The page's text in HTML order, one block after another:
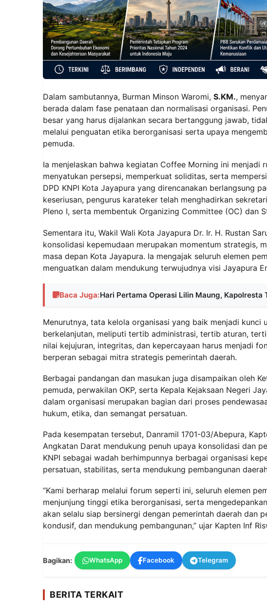
Dalam sambutannya, Burman Minson Waromi, S.KM.,
berada dalam fase penataan dan normalisasi organisasi.
besar yang harus dijalankan secara bertanggung jawab,
melalui penguatan etika berorganisasi serta upaya
pemuda.
Ia menjelaskan bahwa kegiatan Coffee Morning ini menjadi
menyatukan persepsi, memperkuat soliditas, serta
DPD KNPI Kota Jayapura yang direncanakan berlangsung
keseriusan, pengurus karateker telah menghadirkan
Pleno I, serta membentuk Organizing Committee (OC) dan
Sementara itu, Wakil Wali Kota Jayapura Dr. Ir. H. Rustan
konsolidasi kepemudaan merupakan momentum strategis,
masa depan Kota Jayapura. Ia mengajak seluruh elemen
menguatkan dalam mendukung terwujudnya visi Jayapura
Baca Juga:Hari Pertama Operasi Lilin Maung, Kapolresta
Menurutnya, tata kelola organisasi yang baik menjadi kunci
berkelanjutan, meliputi tertib administrasi, tertib aturan,
nilai kejujuran, integritas, dan kepercayaan harus menjadi
berperan sebagai mitra strategis pemerintah daerah.
Berbagai pandangan dan masukan juga disampaikan oleh
pemuda, perwakilan OKP, serta Kepala Kejaksaan Negeri
dalam organisasi merupakan bagian dari proses
hukum, etika, dan semangat persatuan.
Pada kesempatan tersebut, Danramil 1701-03/Abepura,
Angkatan Darat mendukung penuh upaya konsolidasi dan
KNPI sebagai wadah berhimpunnya berbagai organisasi
persatuan, stabilitas, serta mendukung pembangunan
“Kami berharap melalui forum seperti ini, seluruh elemen
menjunjung tinggi etika berorganisasi, serta
akan selalu siap bersinergi dengan pemerintah daerah dan
kondusif, dan mendukung pembangunan,” ujar Kapten Inf
Bagikan: WhatsApp Facebook Telegram
BERITA TERKAIT